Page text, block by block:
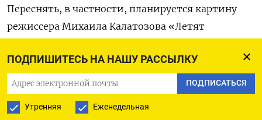
ПОДПИШИТЕСЬ НА НАШУ РАССЫЛКУ
ПОДПИСАТЬСЯ
Утренняя Еженедельная
Переснять, в частности, планируется картину
режиссера Михаила Калатозова «Летят
Эйзенштейна, ленты «Война и мир» и «Судьба
человека» Сергея Бондарчука, картину «Как
закалялась сталь» Николая Мащенко. В список
экранизаций вошли «Севастопольские